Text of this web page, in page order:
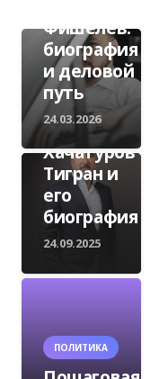
Фишелев:
биография
и деловой
путь
24.03.2026
ПОЛИТИКА
Кто такой
Хачатуров
Тигран и
его
биография
24.09.2025
ПОЛИТИКА